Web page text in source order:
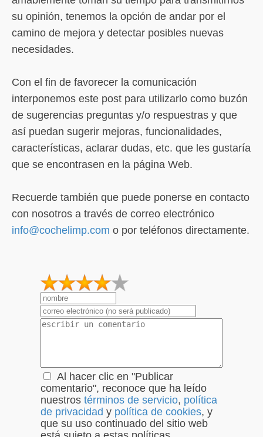
su opinión, tenemos la opción de andar por el
camino de mejora y detectar posibles nuevas
necesidades.
Con el fin de favorecer la comunicación
interponemos este post para utilizarlo como buzón
de sugerencias preguntas y/o respuestras y que
así puedan sugerir mejoras, funcionalidades,
características, aclarar dudas, etc. que les gustaría
que se encontrasen en la página Web.
Recuerde también que puede ponerse en contacto
con nosotros a través de correo electrónico
info@cochelimp.com o por teléfonos directamente.
2
1
Al hacer clic en "Publicar
comentario", reconoce que ha leído
nuestros términos de servicio, política
de privacidad y política de cookies, y
que su uso continuado del sitio web